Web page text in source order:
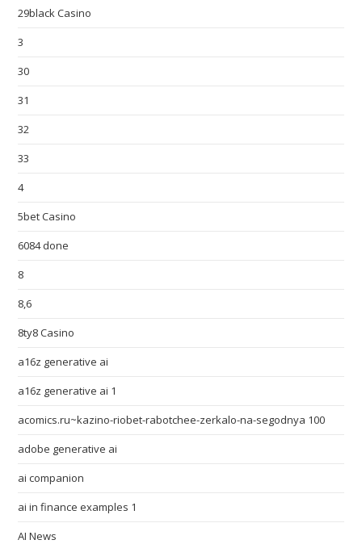
29black Casino
3
30
31
32
33
4
5bet Casino
6084 done
8
8,6
8ty8 Casino
a16z generative ai
a16z generative ai 1
acomics.ru~kazino-riobet-rabotchee-zerkalo-na-segodnya 100
adobe generative ai
ai companion
ai in finance examples 1
AI News